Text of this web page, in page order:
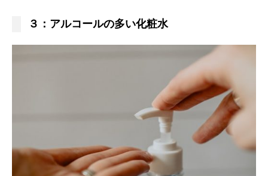
３：アルコールの多い化粧水